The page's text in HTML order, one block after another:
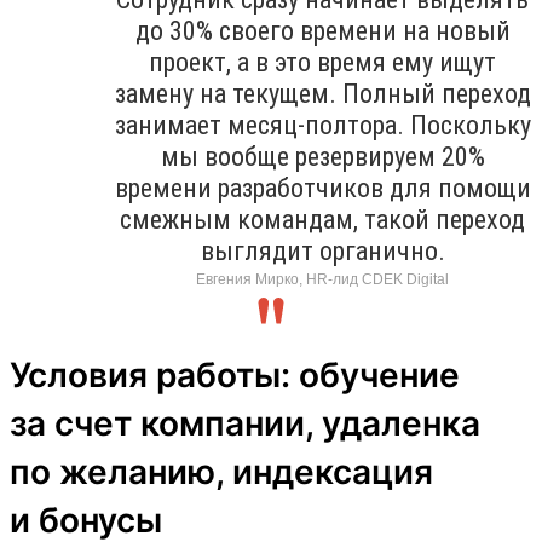
до 30% своего времени на новый
проект, а в это время ему ищут
замену на текущем. Полный переход
занимает месяц-полтора. Поскольку
мы вообще резервируем 20%
времени разработчиков для помощи
смежным командам, такой переход
выглядит органично.
Евгения Мирко, HR-лид CDEK Digital
Условия работы: обучение
за счет компании, удаленка
по желанию, индексация
и бонусы